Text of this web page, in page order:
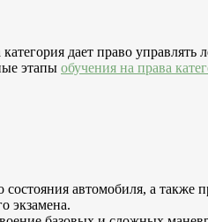
дает право управлять
этапы обучения на права
автомобиля, а также
экзамена.